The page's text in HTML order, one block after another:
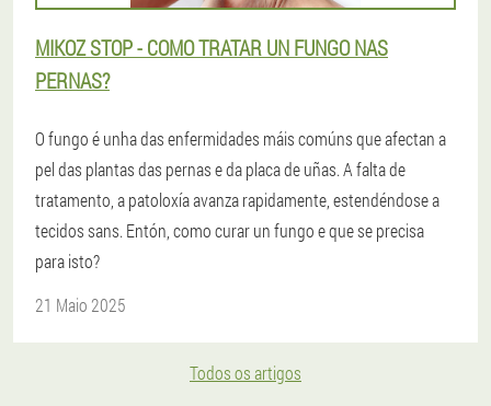
MIKOZ STOP - COMO TRATAR UN FUNGO NAS
PERNAS?
O fungo é unha das enfermidades máis comúns que afectan a
pel das plantas das pernas e da placa de uñas. A falta de
tratamento, a patoloxía avanza rapidamente, estendéndose a
tecidos sans. Entón, como curar un fungo e que se precisa
para isto?
21 Maio 2025
Todos os artigos